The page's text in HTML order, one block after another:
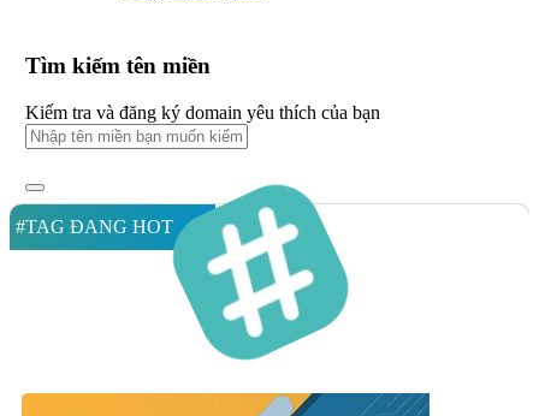
Tìm kiếm tên miền
Kiểm tra và đăng ký domain yêu thích của bạn
#TAG ĐANG HOT